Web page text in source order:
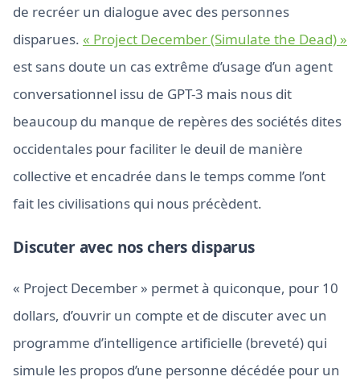
de recréer un dialogue avec des personnes
disparues. « Project December (Simulate the Dead) »
est sans doute un cas extrême d’usage d’un agent
conversationnel issu de GPT-3 mais nous dit
beaucoup du manque de repères des sociétés dites
occidentales pour faciliter le deuil de manière
collective et encadrée dans le temps comme l’ont
fait les civilisations qui nous précèdent.
Discuter avec nos chers disparus
« Project December » permet à quiconque, pour 10
dollars, d’ouvrir un compte et de discuter avec un
programme d’intelligence artificielle (breveté) qui
simule les propos d’une personne décédée pour un